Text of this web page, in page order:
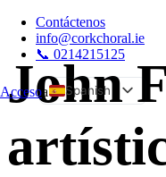
Contáctenos
info@corkchoral.ie
📞 0214215125
Accesoa
Spanish
Bulgarian
Czech
John